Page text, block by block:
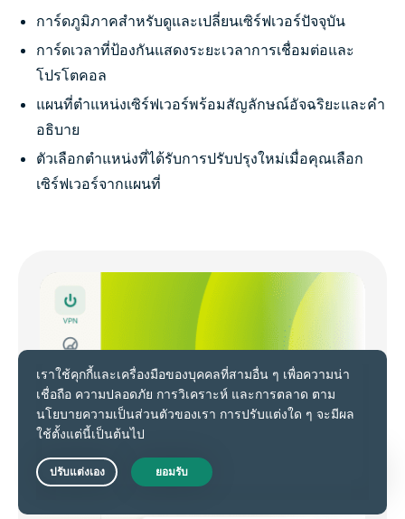
การ์ดภูมิภาคสำหรับดูและเปลี่ยนเซิร์ฟเวอร์ปัจจุบัน
การ์ดเวลาที่ป้องกันแสดงระยะเวลาการเชื่อมต่อและ
โปรโตคอล
แผนที่ตำแหน่งเซิร์ฟเวอร์พร้อมสัญลักษณ์อัจฉริยะและคำ
อธิบาย
ตัวเลือกตำแหน่งที่ได้รับการปรับปรุงใหม่เมื่อคุณเลือก
เซิร์ฟเวอร์จากแผนที่